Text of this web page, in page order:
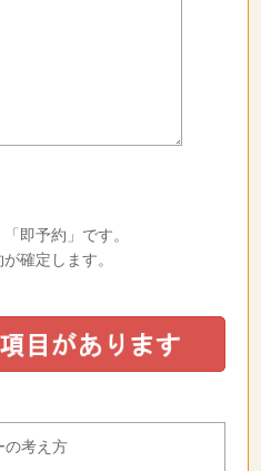
即予約」です。
確定します。
の考え方